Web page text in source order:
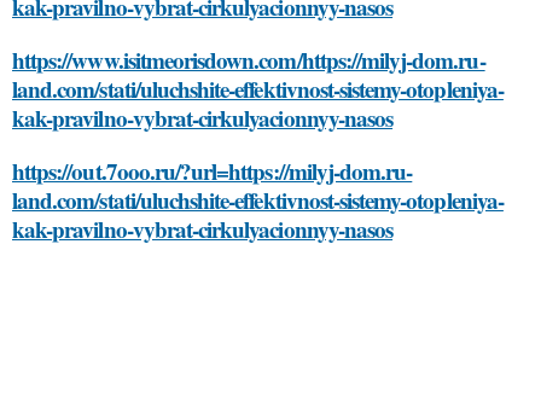
https://www.isitmeorisdown.com/https://milyj-dom.ru-
land.com/stati/uluchshite-effektivnost-sistemy-otopleniya-
kak-pravilno-vybrat-cirkulyacionnyy-nasos
https://out.7ooo.ru/?url=https://milyj-dom.ru-
land.com/stati/uluchshite-effektivnost-sistemy-otopleniya-
kak-pravilno-vybrat-cirkulyacionnyy-nasos